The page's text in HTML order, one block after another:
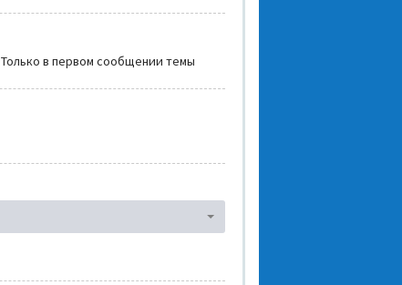
Только в первом сообщении темы